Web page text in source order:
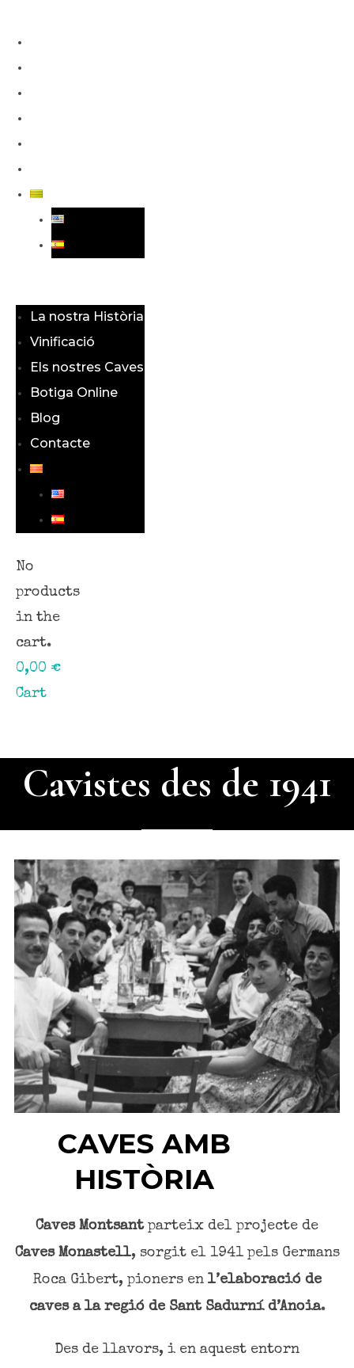
La nostra Història
Vinificació
Els nostres Caves
Botiga Online
Blog
Contacte
No
products
in the
cart.
0,00 €
Cart
Cavistes des de 1941
CAVES AMB
HISTÒRIA
Caves Montsantparteix del projecte de
Caves Monastell, sorgit el 1941 pels Germans
Roca Gibert, pioners en l’elaboració de
caves a la regió de Sant Sadurní d’Anoia.
Des de llavors, i en aquest entorn